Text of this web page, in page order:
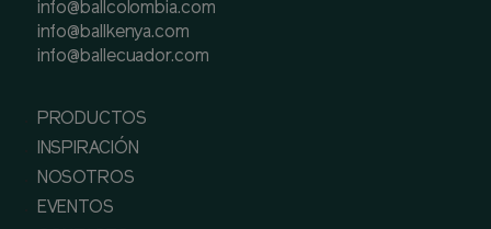
info@ballcolombia.com
info@ballkenya.com
info@ballecuador.com
PRODUCTOS
INSPIRACIÓN
NOSOTROS
EVENTOS